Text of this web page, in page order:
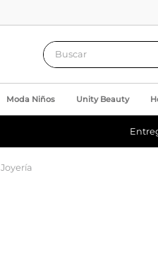
Buscar
Moda Niños Unity Beauty
Joyería